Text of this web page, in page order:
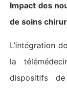
Impact des
de soins
L’intégration
la
dispositifs